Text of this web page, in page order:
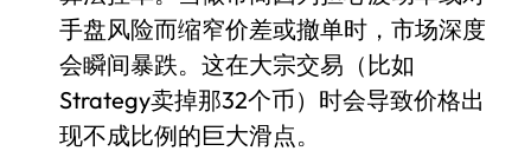
手盘风险而缩窄价差或撤单时，市场深度
会瞬间暴跌。这在大宗交易（比如
Strategy卖掉那32个币）时会导致价格出
现不成比例的巨大滑点。